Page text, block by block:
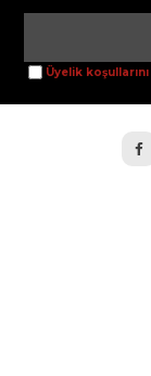
Üyelik koşullarını